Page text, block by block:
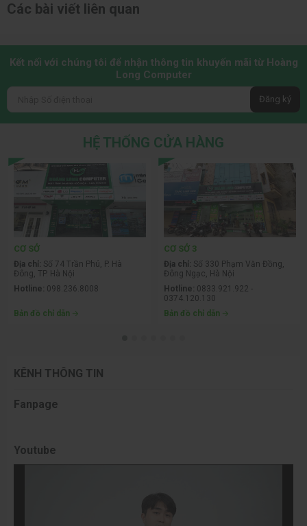
Các bài viết liên quan
Kết nối với chúng tôi để nhận thông tin khuyến mãi từ Hoàng
Long Computer
Đăng ký
HỆ THỐNG CỬA HÀNG
CƠ SỞ
Địa chỉ: Số 74 Trần Phú, P. Hà
Đông, TP. Hà Nội
Hotline: 098.236.8008
Bản đồ chỉ dẫn
CƠ SỞ 3
Địa chỉ: Số 330 Phạm Văn Đồng,
Đông Ngạc, Hà Nội
Hotline: 0833.921.922 -
0374.120.130
Bản đồ chỉ dẫn
KÊNH THÔNG TIN
Fanpage
Youtube